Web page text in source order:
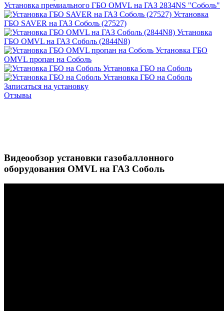
Установка премиального ГБО OMVL на ГАЗ 2834NS "Соболь"
Установка
ГБО SAVER на ГАЗ Соболь (27527)
Установка
ГБО OMVL на ГАЗ Соболь (2844N8)
Установка ГБО
OMVL пропан на Соболь
Установка ГБО на Соболь
Установка ГБО на Соболь
Записаться на установку
Отзывы
Видеообзор установки газобаллонного
оборудования OMVL на ГАЗ Соболь